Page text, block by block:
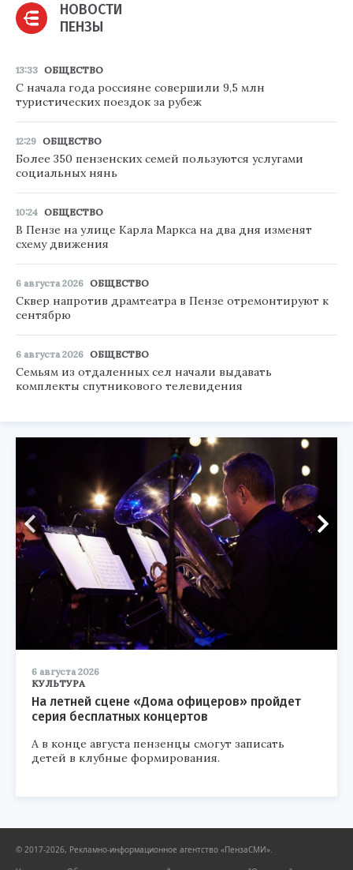
НОВОСТИ
ПЕНЗЫ
13:33 ОБЩЕСТВО
С начала года россияне совершили 9,5 млн
туристических поездок за рубеж
12:29 ОБЩЕСТВО
Более 350 пензенских семей пользуются услугами
социальных нянь
10:24 ОБЩЕСТВО
В Пензе на улице Карла Маркса на два дня изменят
схему движения
6 августа 2026 ОБЩЕСТВО
Сквер напротив драмтеатра в Пензе отремонтируют к
сентябрю
6 августа 2026 ОБЩЕСТВО
Семьям из отдаленных сел начали выдавать
комплекты спутникового телевидения
6 августа 2026
КУЛЬТУРА
На летней сцене «Дома офицеров» пройдет
серия бесплатных концертов
А в конце августа пензенцы смогут записать
детей в клубные формирования.
© 2017-2026, Рекламно-информационное агентство «ПензаСМИ».